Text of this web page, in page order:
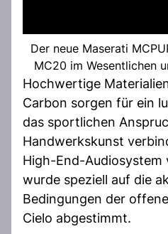
Der neue Maserati
MC20 im Wesentlichen
Hochwertige
Carbon sorgen für ein
das sportlichen
Handwerkskunst
High-End-Audiosystem
wurde speziell auf die
Bedingungen der
Cielo abgestimmt.